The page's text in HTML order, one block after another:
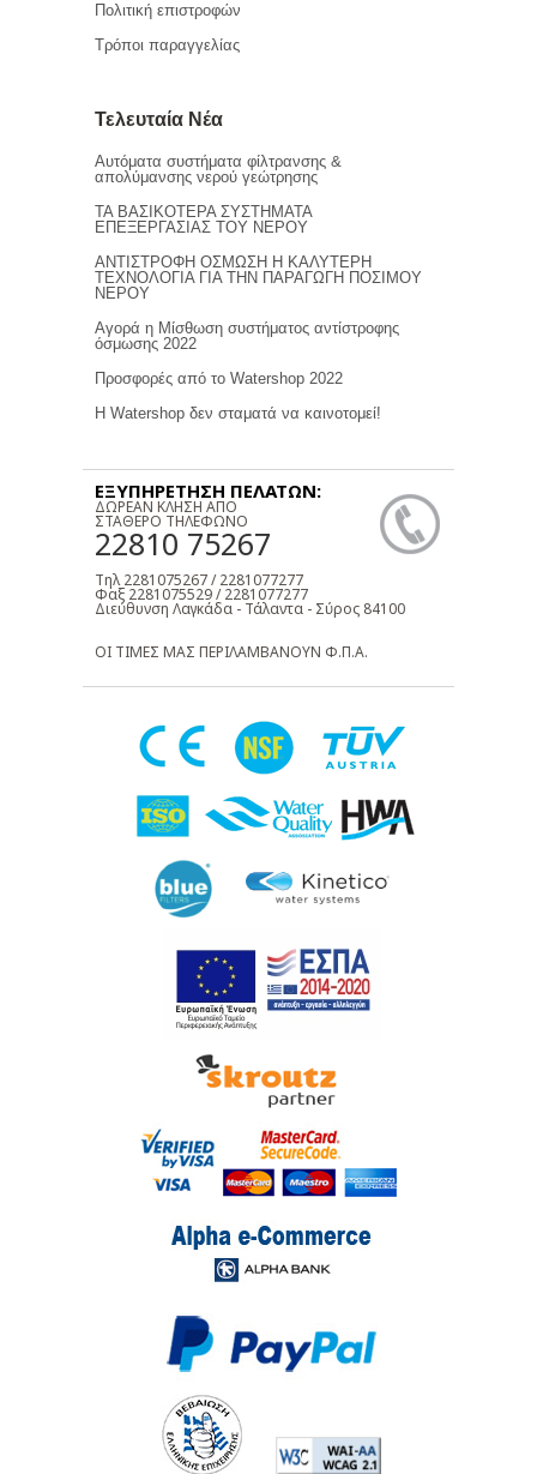
Πολιτική επιστροφών
Τρόποι παραγγελίας
Τελευταία Νέα
Αυτόματα συστήματα φίλτρανσης &
απολύμανσης νερού γεώτρησης
ΤΑ ΒΑΣΙΚΟΤΕΡΑ ΣΥΣΤΗΜΑΤΑ
ΕΠΕΞΕΡΓΑΣΙΑΣ ΤΟΥ ΝΕΡΟΥ
ΑΝΤΙΣΤΡΟΦΗ ΟΣΜΩΣΗ Η ΚΑΛΥΤΕΡΗ
ΤΕΧΝΟΛΟΓΙΑ ΓΙΑ ΤΗΝ ΠΑΡΑΓΩΓΗ ΠΟΣΙΜΟΥ
ΝΕΡΟΥ
Αγορά η Μίσθωση συστήματος αντίστροφης
όσμωσης 2022
Προσφορές από το Watershop 2022
Η Watershop δεν σταματά να καινοτομεί!
ΕΞΥΠΗΡΕΤΗΣΗ ΠΕΛΑΤΩΝ:
ΔΩΡΕΑΝ ΚΛΗΣΗ ΑΠΟ
ΣΤΑΘΕΡΟ ΤΗΛΕΦΩΝΟ
22810 75267
Τηλ 2281075267 / 2281077277
Φαξ 2281075529 / 2281077277
Διεύθυνση Λαγκάδα - Τάλαντα - Σύρος 84100
ΟΙ ΤΙΜΕΣ ΜΑΣ ΠΕΡΙΛΑΜΒΑΝΟΥΝ Φ.Π.Α.